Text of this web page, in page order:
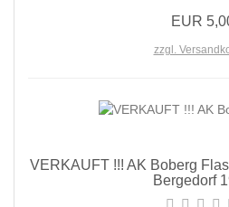
EUR
zzgl.
VERKAUFT !!! AK Boberg
Bergedorf